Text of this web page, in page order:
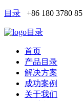
目录 +86 180 3780
目录
首页
产品目录
解决方案
成功案例
关于我们